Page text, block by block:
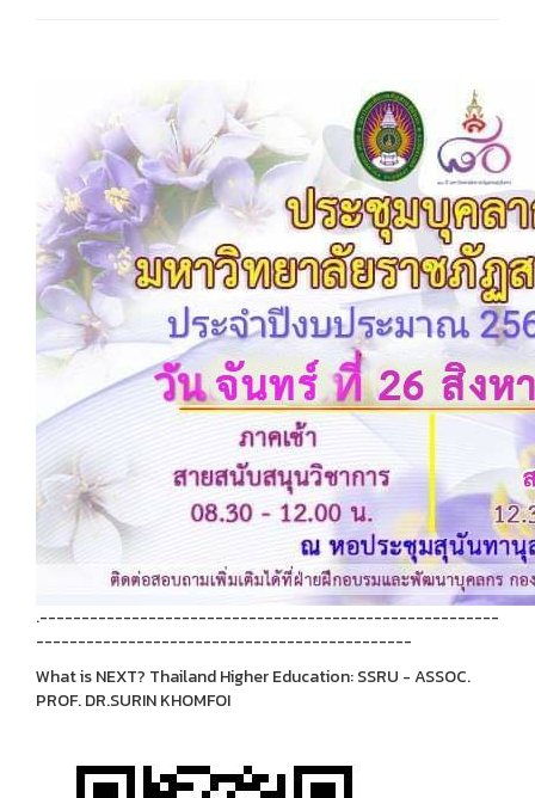
.-------------------------------------------------------
---------------------------------------------
What is NEXT? Thailand Higher Education: SSRU - ASSOC.
PROF. DR.SURIN KHOMFOI